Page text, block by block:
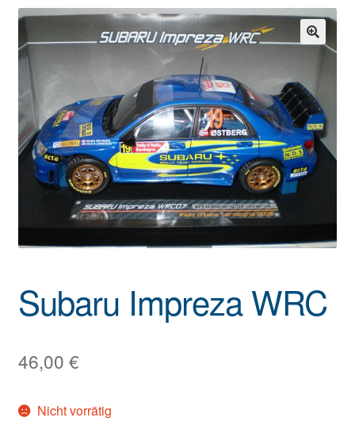
Gutscheine
Über uns
On Tour
Kontakt
Subaru Impreza WRC
46,00 €
Nicht vorrätig